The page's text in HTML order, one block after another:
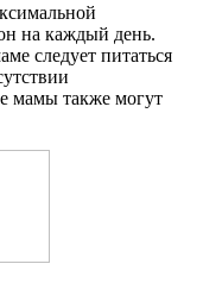
на каждый день.
следует питаться
мамы также могут